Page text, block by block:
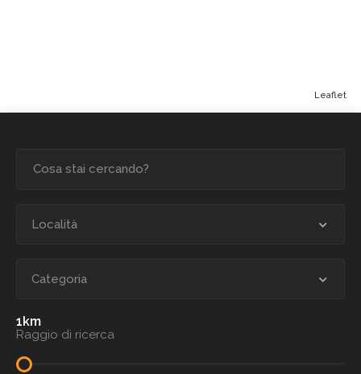
Località
Categoria
1
Raggio di ricerca
Leaflet